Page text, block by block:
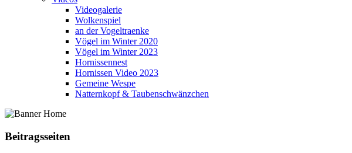
Videogalerie
Wolkenspiel
an der Vogeltraenke
Vögel im Winter 2020
Vögel im Winter 2023
Hornissennest
Hornissen Video 2023
Gemeine Wespe
Natternkopf & Taubenschwänzchen
Beitragsseiten